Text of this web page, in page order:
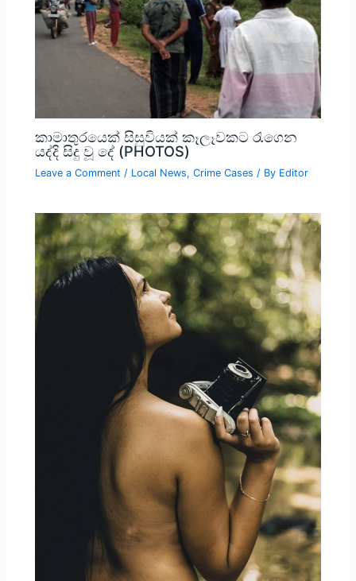
කාමාතුරයෙක් සිසුවියක් කෑලෑවකට රැගෙන
යද්දි සිදු වූ දේ (PHOTOS)
Leave a Comment / Local News,Crime Cases / By Editor